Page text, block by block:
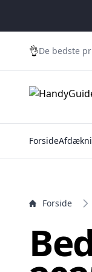
👌De bedste
Forside
Forside